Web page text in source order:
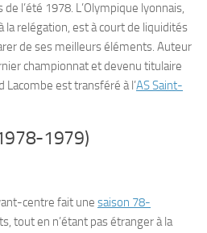
l’été 1978. L’Olympique lyonnais,
la relégation, est à court de liquidités
de ses meilleurs éléments. Auteur
championnat et devenu titulaire
Lacombe est transféré à l’AS Saint-
1979)
centre fait une saison 78-
tout en n’étant pas étranger à la